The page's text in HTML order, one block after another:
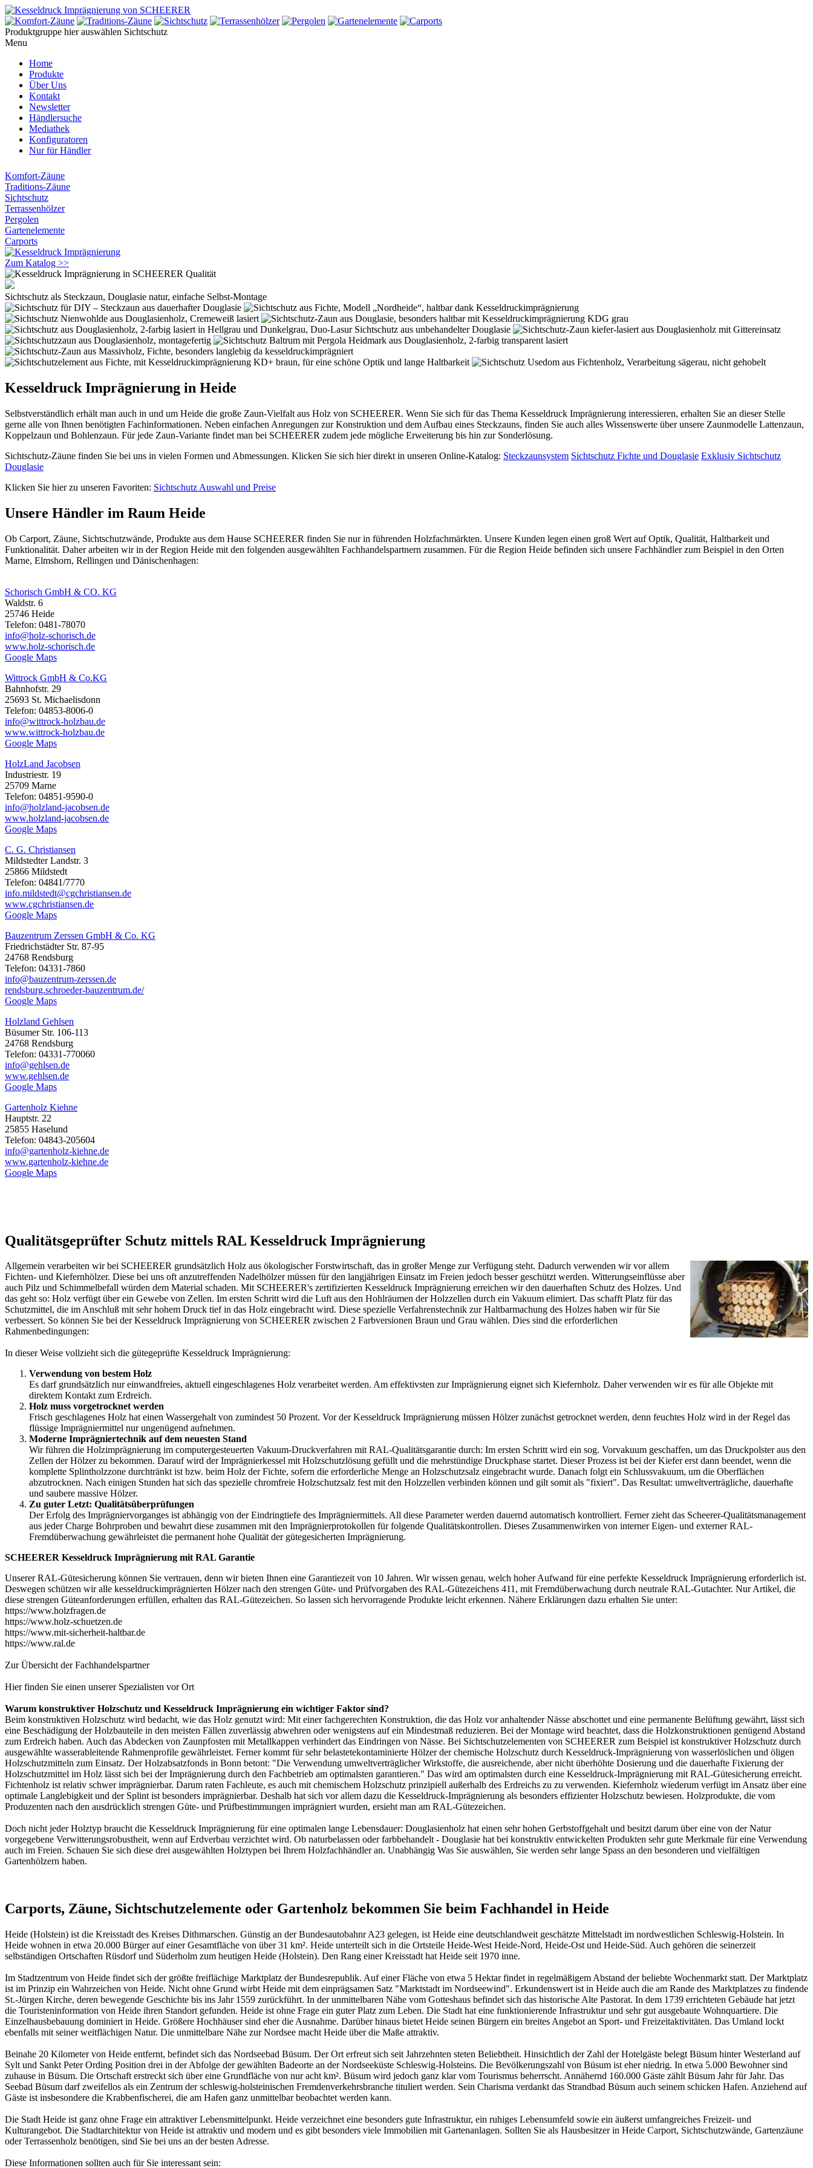
Produktgruppe hier auswählen Sichtschutz
Menu
Home
Produkte
Über Uns
Kontakt
Newsletter
Händlersuche
Mediathek
Konfiguratoren
Nur für Händler
Komfort-Zäune
Traditions-Zäune
Sichtschutz
Terrassenhölzer
Pergolen
Gartenelemente
Carports
Zum Katalog >>
Sichtschutz als Steckzaun, Douglasie natur, einfache Selbst-Montage
Kesseldruck Imprägnierung in Heide
Selbstverständlich erhält man auch in und um Heide die große Zaun-Vielfalt aus Holz von SCHEERER. Wenn Sie sich für das Thema Kesseldruck Imprägnierung interessieren, erhalten Sie an dieser Stelle
gerne alle von Ihnen benötigten Fachinformationen. Neben einfachen Anregungen zur Konstruktion und dem Aufbau eines Steckzauns, finden Sie auch alles Wissenswerte über unsere Zaunmodelle Lattenzaun,
Koppelzaun und Bohlenzaun. Für jede Zaun-Variante findet man bei SCHEERER zudem jede mögliche Erweiterung bis hin zur Sonderlösung.
Sichtschutz-Zäune finden Sie bei uns in vielen Formen und Abmessungen. Klicken Sie sich hier direkt in unseren Online-Katalog: Steckzaunsystem Sichtschutz Fichte und Douglasie Exklusiv Sichtschutz
Douglasie
Klicken Sie hier zu unseren Favoriten: Sichtschutz Auswahl und Preise
Unsere Händler im Raum Heide
Ob Carport, Zäune, Sichtschutzwände, Produkte aus dem Hause SCHEERER finden Sie nur in führenden Holzfachmärkten. Unsere Kunden legen einen groß Wert auf Optik, Qualität, Haltbarkeit und
Funktionalität. Daher arbeiten wir in der Region Heide mit den folgenden ausgewählten Fachhandelspartnern zusammen. Für die Region Heide befinden sich unsere Fachhändler zum Beispiel in den Orten
Marne, Elmshorn, Rellingen und Dänischenhagen:
Schorisch GmbH & CO. KG
Waldstr. 6
25746 Heide
Telefon: 0481-78070
info@holz-schorisch.de
www.holz-schorisch.de
Google Maps
Wittrock GmbH & Co.KG
Bahnhofstr. 29
25693 St. Michaelisdonn
Telefon: 04853-8006-0
info@wittrock-holzbau.de
www.wittrock-holzbau.de
Google Maps
HolzLand Jacobsen
Industriestr. 19
25709 Marne
Telefon: 04851-9590-0
info@holzland-jacobsen.de
www.holzland-jacobsen.de
Google Maps
C. G. Christiansen
Mildstedter Landstr. 3
25866 Mildstedt
Telefon: 04841/7770
info.mildstedt@cgchristiansen.de
www.cgchristiansen.de
Google Maps
Bauzentrum Zerssen GmbH & Co. KG
Friedrichstädter Str. 87-95
24768 Rendsburg
Telefon: 04331-7860
info@bauzentrum-zerssen.de
rendsburg.schroeder-bauzentrum.de/
Google Maps
Holzland Gehlsen
Büsumer Str. 106-113
24768 Rendsburg
Telefon: 04331-770060
info@gehlsen.de
www.gehlsen.de
Google Maps
Gartenholz Kiehne
Hauptstr. 22
25855 Haselund
Telefon: 04843-205604
info@gartenholz-kiehne.de
www.gartenholz-kiehne.de
Google Maps
Qualitätsgeprüfter Schutz mittels RAL Kesseldruck Imprägnierung
Allgemein verarbeiten wir bei SCHEERER grundsätzlich Holz aus ökologischer Forstwirtschaft, das in großer Menge zur Verfügung steht. Dadurch verwenden wir vor allem
Fichten- und Kiefernhölzer. Diese bei uns oft anzutreffenden Nadelhölzer müssen für den langjährigen Einsatz im Freien jedoch besser geschützt werden. Witterungseinflüsse aber
auch Pilz und Schimmelbefall würden dem Material schaden. Mit SCHEERER's zertifizierten Kesseldruck Imprägnierung erreichen wir den dauerhaften Schutz des Holzes. Und
das geht so: Holz verfügt über ein Gewebe von Zellen. Im ersten Schritt wird die Luft aus den Hohlräumen der Holzzellen durch ein Vakuum elimiert. Das schafft Platz für das
Schutzmittel, die im Anschluß mit sehr hohem Druck tief in das Holz eingebracht wird. Diese spezielle Verfahrenstechnik zur Haltbarmachung des Holzes haben wir für Sie
verbessert. So können Sie bei der Kesseldruck Imprägnierung von SCHEERER zwischen 2 Farbversionen Braun und Grau wählen. Dies sind die erforderlichen
Rahmenbedingungen:
In dieser Weise vollzieht sich die gütegeprüfte Kesseldruck Imprägnierung:
Verwendung von bestem Holz
Es darf grundsätzlich nur einwandfreies, aktuell eingeschlagenes Holz verarbeitet werden. Am effektivsten zur Imprägnierung eignet sich Kiefernholz. Daher verwenden wir es für alle Objekte mit
direktem Kontakt zum Erdreich.
Holz muss vorgetrocknet werden
Frisch geschlagenes Holz hat einen Wassergehalt von zumindest 50 Prozent. Vor der Kesseldruck Imprägnierung müssen Hölzer zunächst getrocknet werden, denn feuchtes Holz wird in der Regel das
flüssige Imprägniermittel nur ungenügend aufnehmen.
Moderne Imprägniertechnik auf dem neuesten Stand
Wir führen die Holzimprägnierung im computergesteuerten Vakuum-Druckverfahren mit RAL-Qualitätsgarantie durch: Im ersten Schritt wird ein sog. Vorvakuum geschaffen, um das Druckpolster aus den
Zellen der Hölzer zu bekommen. Darauf wird der Imprägnierkessel mit Holzschutzlösung gefüllt und die mehrstündige Druckphase startet. Dieser Prozess ist bei der Kiefer erst dann beendet, wenn die
komplette Splintholzzone durchtränkt ist bzw. beim Holz der Fichte, sofern die erforderliche Menge an Holzschutzsalz eingebracht wurde. Danach folgt ein Schlussvakuum, um die Oberflächen
abzutrocknen. Nach einigen Stunden hat sich das spezielle chromfreie Holzschutzsalz fest mit den Holzzellen verbinden können und gilt somit als "fixiert". Das Resultat: umweltverträgliche, dauerhafte
und saubere massive Hölzer.
Zu guter Letzt: Qualitätsüberprüfungen
Der Erfolg des Imprägniervorganges ist abhängig von der Eindringtiefe des Imprägniermittels. All diese Parameter werden dauernd automatisch kontrolliert. Ferner zieht das Scheerer-Qualitätsmanagement
aus jeder Charge Bohrproben und bewahrt diese zusammen mit den Imprägnierprotokollen für folgende Qualitätskontrollen. Dieses Zusammenwirken von interner Eigen- und externer RAL-
Fremdüberwachung gewährleistet die permanent hohe Qualität der gütegesicherten Imprägnierung.
SCHEERER Kesseldruck Imprägnierung mit RAL Garantie
Unserer RAL-Gütesicherung können Sie vertrauen, denn wir bieten Ihnen eine Garantiezeit von 10 Jahren. Wir wissen genau, welch hoher Aufwand für eine perfekte Kesseldruck Imprägnierung erforderlich ist.
Deswegen schützen wir alle kesseldruckimprägnierten Hölzer nach den strengen Güte- und Prüfvorgaben des RAL-Gütezeichens 411, mit Fremdüberwachung durch neutrale RAL-Gutachter. Nur Artikel, die
diese strengen Güteanforderungen erfüllen, erhalten das RAL-Gütezeichen. So lassen sich hervorragende Produkte leicht erkennen. Nähere Erklärungen dazu erhalten Sie unter:
https://www.holzfragen.de
https://www.holz-schuetzen.de
https://www.mit-sicherheit-haltbar.de
https://www.ral.de
Zur Übersicht derFachhandelspartner
Hier finden Sie einen unserer Spezialisten vor Ort
Warum konstruktiver Holzschutz und Kesseldruck Imprägnierung ein wichtiger Faktor sind?
Beim konstruktiven Holzschutz wird bedacht, wie das Holz genutzt wird: Mit einer fachgerechten Konstruktion, die das Holz vor anhaltender Nässe abschottet und eine permanente Belüftung gewährt, lässt sich
eine Beschädigung der Holzbauteile in den meisten Fällen zuverlässig abwehren oder wenigstens auf ein Mindestmaß reduzieren. Bei der Montage wird beachtet, dass die Holzkonstruktionen genügend Abstand
zum Erdreich haben. Auch das Abdecken von Zaunpfosten mit Metallkappen verhindert das Eindringen von Nässe. Bei Sichtschutzelementen von SCHEERER zum Beispiel ist konstruktiver Holzschutz durch
ausgewählte wasserableitende Rahmenprofile gewährleistet. Ferner kommt für sehr belastetekontaminierte Hölzer der chemische Holzschutz durch Kesseldruck-Imprägnierung von wasserlöslichen und öligen
Holzschutzmitteln zum Einsatz. Der Holzabsatzfonds in Bonn betont: "Die Verwendung umweltverträglicher Wirkstoffe, die ausreichende, aber nicht überhöhte Dosierung und die dauerhafte Fixierung der
Holzschutzmittel im Holz lässt sich bei der Imprägnierung durch den Fachbetrieb am optimalsten garantieren." Das wird am optimalsten durch eine Kesseldruck-Imprägnierung mit RAL-Gütesicherung erreicht.
Fichtenholz ist relativ schwer imprägnierbar. Darum raten Fachleute, es auch mit chemischem Holzschutz prinzipiell außerhalb des Erdreichs zu zu verwenden. Kiefernholz wiederum verfügt im Ansatz über eine
optimale Langlebigkeit und der Splint ist besonders imprägnierbar. Deshalb hat sich vor allem dazu die Kesseldruck-Imprägnierung als besonders effizienter Holzschutz bewiesen. Holzprodukte, die vom
Produzenten nach den ausdrücklich strengen Güte- und Prüfbestimmungen imprägniert wurden, ersieht man am RAL-Gütezeichen.
Doch nicht jeder Holztyp braucht die Kesseldruck Imprägnierung für eine optimalen lange Lebensdauer: Douglasienholz hat einen sehr hohen Gerbstoffgehalt und besitzt darum über eine von der Natur
vorgegebene Verwitterungsrobustheit, wenn auf Erdverbau verzichtet wird. Ob naturbelassen oder farbbehandelt - Douglasie hat bei konstruktiv entwickelten Produkten sehr gute Merkmale für eine Verwendung
auch im Freien. Schauen Sie sich diese drei ausgewählten Holztypen bei Ihrem Holzfachhändler an. Unabhängig Was Sie auswählen, Sie werden sehr lange Spass an den besonderen und vielfältigen
Gartenhölzern haben.
Carports, Zäune, Sichtschutzelemente oder Gartenholz bekommen Sie beim Fachhandel in Heide
Heide (Holstein) ist die Kreisstadt des Kreises Dithmarschen. Günstig an der Bundesautobahnr A23 gelegen, ist Heide eine deutschlandweit geschätzte Mittelstadt im nordwestlichen Schleswig-Holstein. In
Heide wohnen in etwa 20.000 Bürger auf einer Gesamtfläche von über 31 km². Heide unterteilt sich in die Ortsteile Heide-West Heide-Nord, Heide-Ost und Heide-Süd. Auch gehören die seinerzeit
selbständigen Ortschaften Rüsdorf und Süderholm zum heutigen Heide (Holstein). Den Rang einer Kreisstadt hat Heide seit 1970 inne.
Im Stadtzentrum von Heide findet sich der größte freiflächige Marktplatz der Bundesrepublik. Auf einer Fläche von etwa 5 Hektar findet in regelmäßigem Abstand der beliebte Wochenmarkt statt. Der Marktplatz
ist im Prinzip ein Wahrzeichen von Heide. Nicht ohne Grund wirbt Heide mit dem einprägsamen Satz "Marktstadt im Nordseewind". Erkundenswert ist in Heide auch die am Rande des Marktplatzes zu findende
St.-Jürgen Kirche, deren bewegende Geschichte bis ins Jahr 1559 zurückführt. In der unmittelbaren Nähe vom Gotteshaus befindet sich das historische Alte Pastorat. In dem 1739 errichteten Gebäude hat jetzt
die Touristeninformation von Heide ihren Standort gefunden. Heide ist ohne Frage ein guter Platz zum Leben. Die Stadt hat eine funktionierende Infrastruktur und sehr gut ausgebaute Wohnquartiere. Die
Einzelhausbebauung dominiert in Heide. Größere Hochhäuser sind eher die Ausnahme. Darüber hinaus bietet Heide seinen Bürgern ein breites Angebot an Sport- und Freizeitaktivitäten. Das Umland lockt
ebenfalls mit seiner weitflächigen Natur. Die unmittelbare Nähe zur Nordsee macht Heide über die Maße attraktiv.
Beinahe 20 Kilometer von Heide entfernt, befindet sich das Nordseebad Büsum. Der Ort erfreut sich seit Jahrzehnten steten Beliebtheit. Hinsichtlich der Zahl der Hotelgäste belegt Büsum hinter Westerland auf
Sylt und Sankt Peter Ording Position drei in der Abfolge der gewählten Badeorte an der Nordseeküste Schleswig-Holsteins. Die Bevölkerungszahl von Büsum ist eher niedrig. In etwa 5.000 Bewohner sind
zuhause in Büsum. Die Ortschaft erstreckt sich über eine Grundfläche von nur acht km². Büsum wird jedoch ganz klar vom Tourismus beherrscht. Annähernd 160.000 Gäste zählt Büsum Jahr für Jahr. Das
Seebad Büsum darf zweifellos als ein Zentrum der schleswig-holsteinischen Fremdenverkehrsbranche tituliert werden. Sein Charisma verdankt das Strandbad Büsum auch seinem schicken Hafen. Anziehend auf
Gäste ist insbesondere die Krabbenfischerei, die am Hafen ganz unmittelbar beobachtet werden kann.
Die Stadt Heide ist ganz ohne Frage ein attraktiver Lebensmittelpunkt. Heide verzeichnet eine besonders gute Infrastruktur, ein ruhiges Lebensumfeld sowie ein äußerst umfangreiches Freizeit- und
Kulturangebot. Die Stadtarchitektur von Heide ist attraktiv und modern und es gibt besonders viele Immobilien mit Gartenanlagen. Sollten Sie als Hausbesitzer in Heide Carport, Sichtschutzwände, Gartenzäune
oder Terrassenholz benötigen, sind Sie bei uns an der besten Adresse.
Diese Informationen sollten auch für Sie interessant sein: